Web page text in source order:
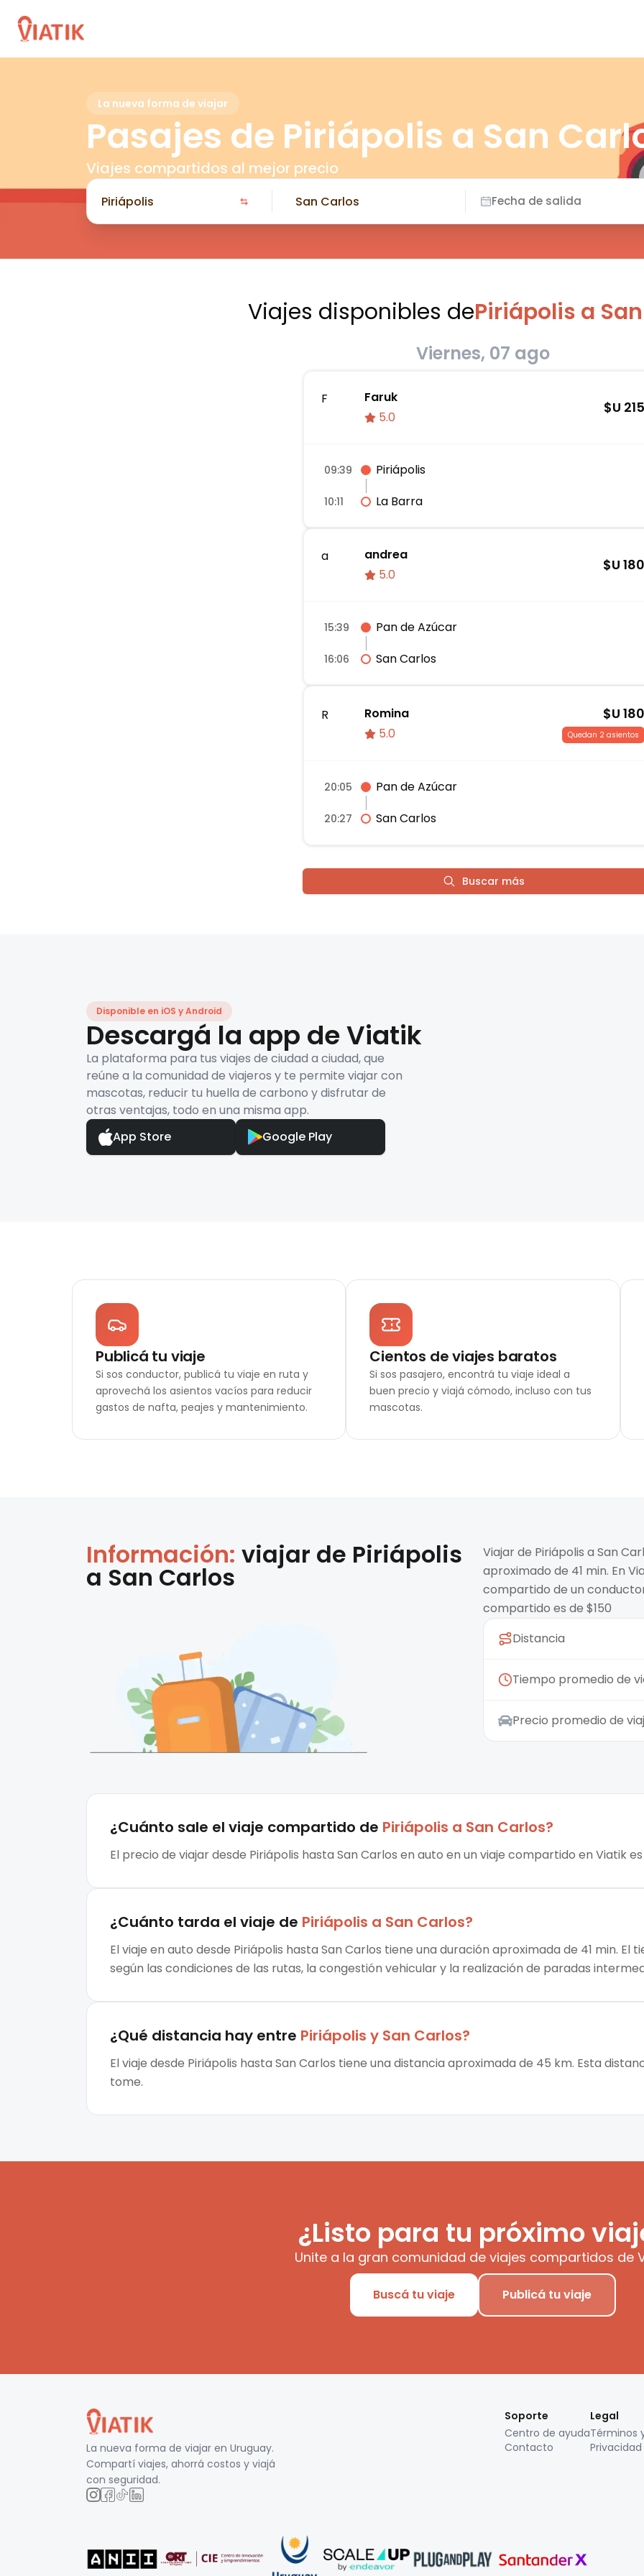
La nueva forma de viajar
Pasajes de Piriápolis a San
Viajes compartidos al mejor precio
Fecha de salida
Viajes disponibles dePiriápolis a
Viernes, 07 ago
F
Faruk
5.0
$U 215
09:39 Piriápolis
10:11 La Barra
a
andrea
5.0
$U 180
15:39 Pan de Azúcar
16:06 San Carlos
R
Romina
5.0
$U 180
Quedan 2 asientos
20:05 Pan de Azúcar
20:27 San Carlos
Buscar más
Disponible en iOS y Android
Descargá la app de Viatik
La plataforma para tus viajes de ciudad a ciudad, que
reúne a la comunidad de viajeros y te permite viajar con
mascotas, reducir tu huella de carbono y disfrutar de
otras ventajas, todo en una misma app.
App Store
Google Play
Publicá tu viaje
Si sos conductor, publicá tu viaje en ruta y
aprovechá los asientos vacíos para reducir
gastos de nafta, peajes y mantenimiento.
Cientos de viajes baratos
Si sos pasajero, encontrá tu viaje ideal a
buen precio y viajá cómodo, incluso con tus
mascotas.
Información: viajar de Piriápolis
a San Carlos
Viajar de Piriápolis a San
aproximado de 41 min. En
compartido de un
compartido es de $150
Distancia
Tiempo promedio de
Precio promedio de
¿Cuánto sale el viaje compartido de Piriápolis a San Carlos?
El precio de viajar desde Piriápolis hasta San Carlos en auto en un viaje compartido en Viatik es
¿Cuánto tarda el viaje de Piriápolis a San Carlos?
El viaje en auto desde Piriápolis hasta San Carlos tiene una duración aproximada de 41 min.
según las condiciones de las rutas, la congestión vehicular y la realización de paradas
¿Qué distancia hay entre Piriápolis y San Carlos?
El viaje desde Piriápolis hasta San Carlos tiene una distancia aproximada de 45 km. Esta
tome.
¿Listo para tu próximo
Unite a la gran comunidad de viajes compartidos de
Buscá tu viaje Publicá tu viaje
La nueva forma de viajar en Uruguay.
Compartí viajes, ahorrá costos y viajá
con seguridad.
Soporte
Centro de ayuda
Contacto
Legal
Términos
Privacidad